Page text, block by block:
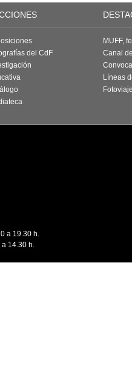
del CdF
MUFF,
Canal
Líneas
a 19.30 h.
a 14.30 h.